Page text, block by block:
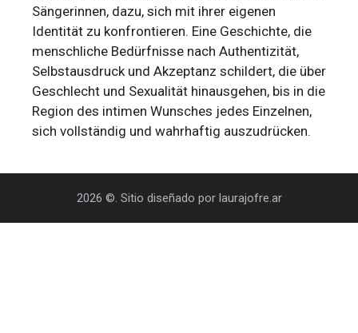
Sängerinnen, dazu, sich mit ihrer eigenen
Identität zu konfrontieren. Eine Geschichte, die
menschliche Bedürfnisse nach Authentizität,
Selbstausdruck und Akzeptanz schildert, die über
Geschlecht und Sexualität hinausgehen, bis in die
Region des intimen Wunsches jedes Einzelnen,
sich vollständig und wahrhaftig auszudrücken.
2026 ©. Sitio diseñado por laurajofre.ar